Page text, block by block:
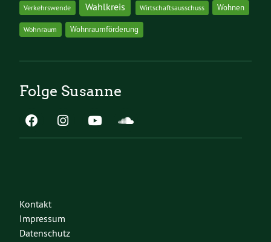
Verkehrswende Wahlkreis Wirtschaftsausschuss Wohnen
Wohnraum Wohnraumförderung
Folge Susanne
Kontakt
Impressum
Datenschutz